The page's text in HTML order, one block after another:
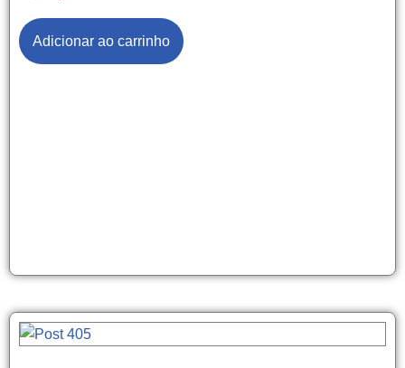
Adicionar ao carrinho